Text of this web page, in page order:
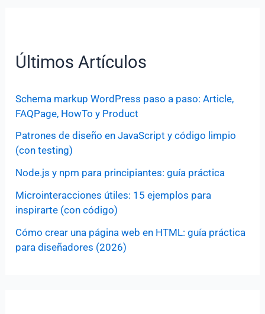
Últimos Artículos
Schema markup WordPress paso a paso: Article,
FAQPage, HowTo y Product
Patrones de diseño en JavaScript y código limpio
(con testing)
Node.js y npm para principiantes: guía práctica
Microinteracciones útiles: 15 ejemplos para
inspirarte (con código)
Cómo crear una página web en HTML: guía práctica
para diseñadores (2026)